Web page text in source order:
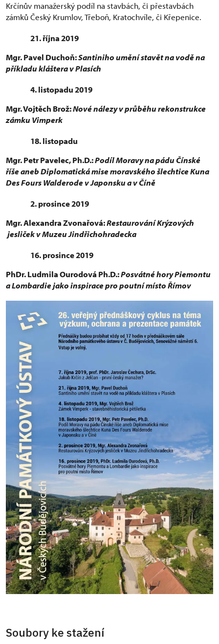
Krčínův manažerský podíl na stavbách, či přestavbách
zámků Český Krumlov, Třeboň, Kratochvíle, či Křepenice.
21. října 2019
Mgr. Pavel Duchoň:Santiniho umění stavět na vodě na
příkladu kláštera v Plasích
4. listopadu 2019
Mgr. Vojtěch Brož:Nové nálezy v průběhu rekonstrukce
zámku Vimperk
18. listopadu
Mgr. Petr Pavelec, Ph.D.:Podíl Moravy na pádu Čínské
říše aneb Diplomatická mise moravského šlechtice Kuna
Des Fours Walderode v Japonsku a v Číně
2. prosince 2019
Mgr. Alexandra Zvonařová:Restaurování Krýzových
jesliček v Muzeu Jindřichohradecka
16. prosince 2019
PhDr. Ludmila Ourodová Ph.D.:Posvátné hory Piemontu
a Lombardie jako inspirace pro poutní místo Římov
Soubory ke stažení